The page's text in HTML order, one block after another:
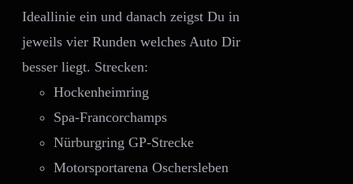
Ideallinie ein und danach zeigst Du in
jeweils vier Runden welches Auto Dir
besser liegt. Strecken:
Hockenheimring
Spa-Francorchamps
Nürburgring GP-Strecke
Motorsportarena Oschersleben